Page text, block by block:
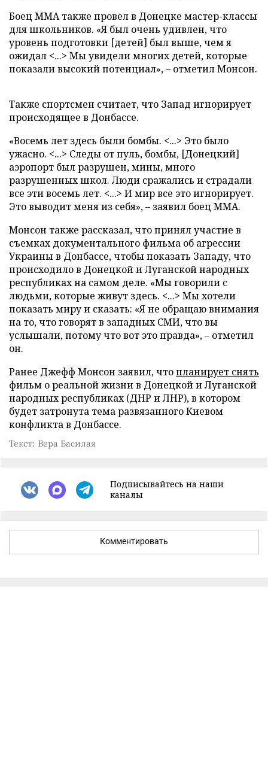
Боец ММА также провел в Донецке мастер-классы
для школьников. «Я был очень удивлен, что
уровень подготовки [детей] был выше, чем я
ожидал <...> Мы увидели многих детей, которые
показали высокий потенциал», – отметил Монсон.
Также спортсмен считает, что Запад игнорирует
происходящее в Донбассе.
«Восемь лет здесь были бомбы. <...> Это было
ужасно. <...> Следы от пуль, бомбы, [Донецкий]
аэропорт был разрушен, мины, много
разрушенных школ. Люди сражались и страдали
все эти восемь лет. <...> И мир все это игнорирует.
Это выводит меня из себя», – заявил боец ММА.
Монсон также рассказал, что принял участие в
съемках документального фильма об агрессии
Украины в Донбассе, чтобы показать Западу, что
происходило в Донецкой и Луганской народных
республиках на самом деле. «Мы говорили с
людьми, которые живут здесь. <...> Мы хотели
показать миру и сказать: «Я не обращаю внимания
на то, что говорят в западных СМИ, что вы
услышали, потому что вот это правда», – отметил
он.
Ранее Джефф Монсон заявил, чтопланирует снять
фильм о реальной жизни в Донецкой и Луганской
народных республиках (ДНР и ЛНР), в котором
будет затронута тема развязанного Киевом
конфликта в Донбассе.
Текст: Вера Басилая
Подписывайтесь на наши
каналы
Комментировать